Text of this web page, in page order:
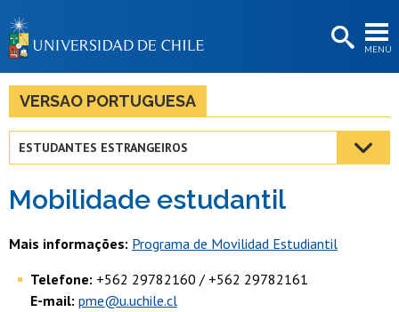
MENÚ
BIBLIOTECAS
LA UNIVERSIDAD
Estudiantes
Académicas/os
Funcionarias/os
Egresadas/os
VERSAO PORTUGUESA
ESTUDANTES ESTRANGEIROS
Mobilidade estudantil
Mais informações: Programa de Movilidad Estudiantil
Telefone: +562 29782160 / +562 29782161
E-mail: pme@u.uchile.cl